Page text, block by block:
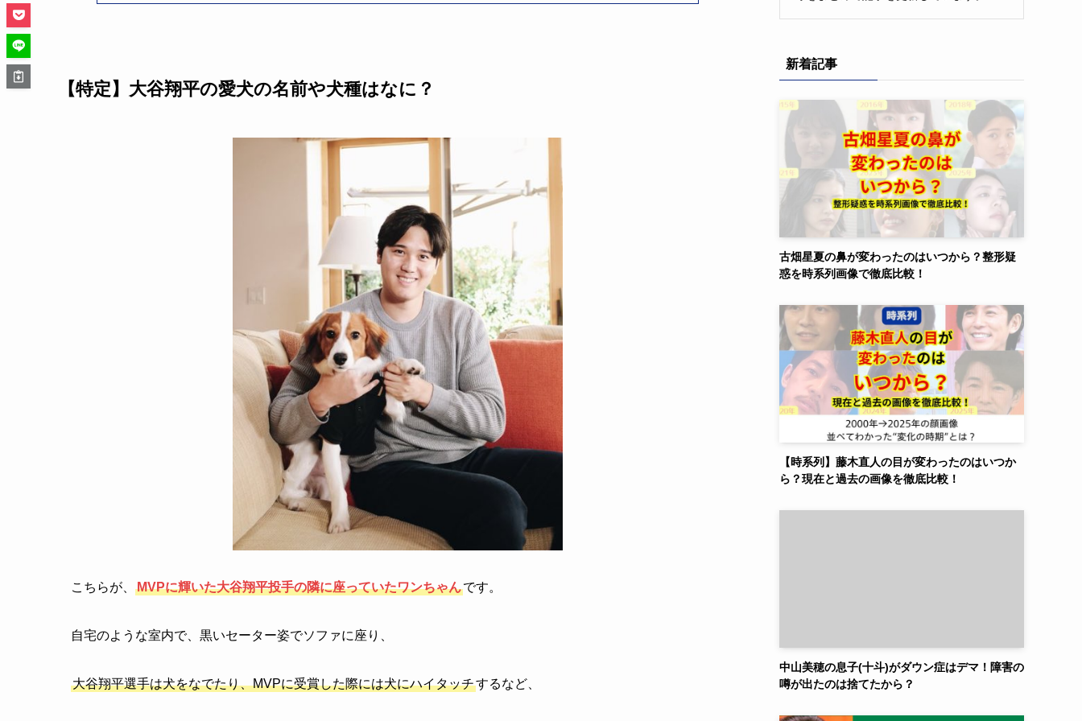
【特定】大谷翔平の愛犬の名前や犬種はなに？
こちらが、 MVPに輝いた大谷翔平投手の隣に座っていたワンちゃんです。
自宅のような室内で、黒いセーター姿でソファに座り、
大谷翔平選手は犬をなでたり、MVPに受賞した際には犬にハイタッチするなど、
新着記事
古畑星夏の鼻が変わったのはいつから？整形疑
惑を時系列画像で徹底比較！
【時系列】藤木直人の目が変わったのはいつか
ら？現在と過去の画像を徹底比較！
中山美穂の息子(十斗)がダウン症はデマ！障害の
噂が出たのは捨てたから？